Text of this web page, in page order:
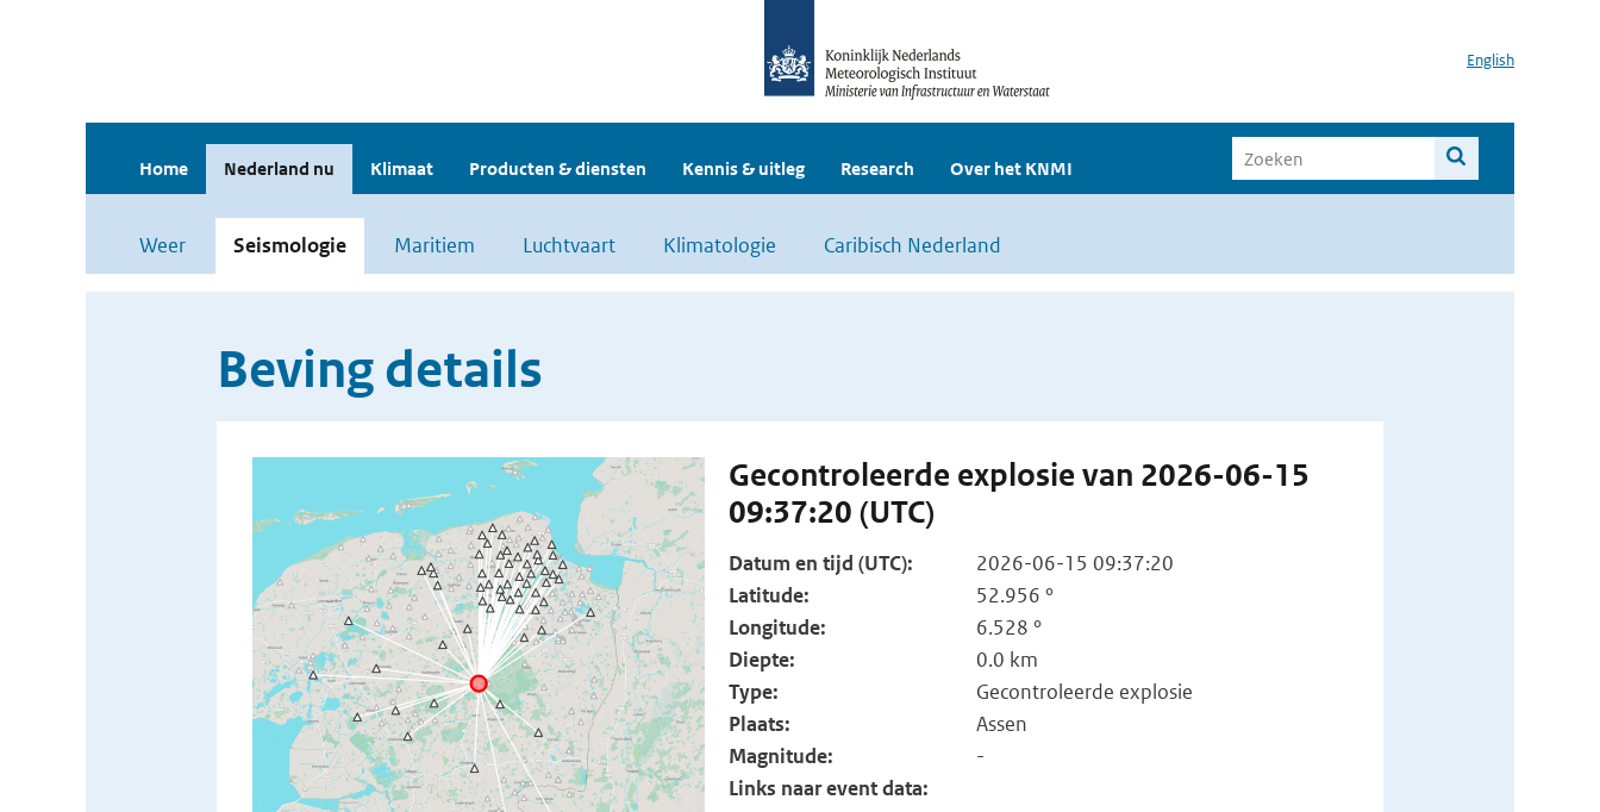
English
Home Nederland nu Klimaat Producten & diensten Kennis & uitleg Research Over het KNMI
Weer Seismologie Maritiem Luchtvaart Klimatologie Caribisch Nederland
Beving details
Gecontroleerde explosie van 2026-06-15
09:37:20 (UTC)
Datum en tijd (UTC):
2026-06-15 09:37:20
Latitude:
52.956 °
Longitude:
6.528 °
Diepte:
0.0 km
Type:
Gecontroleerde explosie
Plaats:
Assen
Magnitude:
-
Links naar event data: